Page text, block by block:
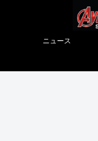
ニュース